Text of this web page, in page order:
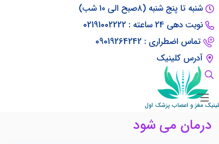
شنبه تا پنج شنبه (۸صبح الی ۱۰ شب)
نوبت دهی 24 ساعته : 02191002222
تماس اضطراری : 09019264242
آدرس کلینیک
مغز و اعصاب پزشک اول
علت تیر کشیدن سر چیست و چگونه
درمان می شود